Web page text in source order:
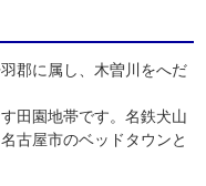
郡に属し、木曽川をへだ
田園地帯です。名鉄犬山
古屋市のベッドタウンと